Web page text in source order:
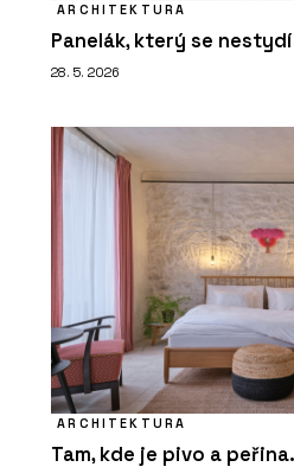
ARCHITEKTURA
Panelák, který se
28. 5. 2026
ARCHITEKTURA
Tam, kde je pivo a